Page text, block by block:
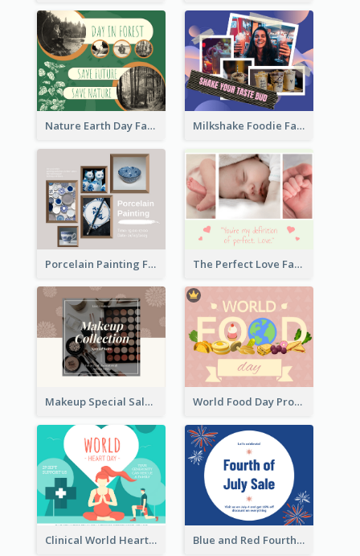
Nature Earth Day Facebook Post Milkshake Foodie Facebook Post
Porcelain Painting Facebook Post The Perfect Love Facebook Post
Makeup Special Sale Facebook Post World Food Day Promote Facebook Post
Clinical World Heart Day Quote Facebook Post Blue and Red Fourth of July Sale Facebook Post